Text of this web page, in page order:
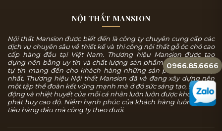
0966.85.6666
NỘI THẤT MANSION
Nội thất Mansion được biết đến là công ty chuyên cung cấp các
dịch vụ chuyên sâu về thiết kế và thi công nội thất gỗ óc chó cao
cấp hàng đầu tại Việt Nam. Thương hiệu Mansion được tạo
dựng nên bằng uy tín và chất lượng sản phẩm, chúng tôi luôn
tự tin mang đến cho khách hàng những sản phẩm tuyệt mỹ
nhất. Thương hiệu Nội thất Mansion đã và đang xây dựng nên
một tập thể đoàn kết vững mạnh mà ở đó sức sáng tạo, sự năng
động và nhiệt huyết của mỗi cá nhân luôn luôn được khơi dậy và
phát huy cao độ. Niềm hạnh phúc của khách hàng luôn là mục
tiêu hàng đầu mà công ty theo đuổi.